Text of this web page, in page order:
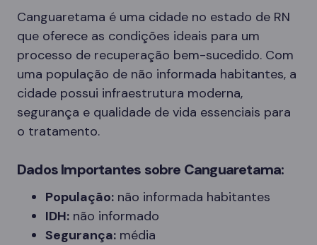
Canguaretama é uma cidade no estado de RN
que oferece as condições ideais para um
processo de recuperação bem-sucedido. Com
uma população de não informada habitantes, a
cidade possui infraestrutura moderna,
segurança e qualidade de vida essenciais para
o tratamento.
Dados Importantes sobre Canguaretama:
População: não informada habitantes
IDH: não informado
Segurança: média